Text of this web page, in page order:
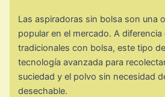
Las aspiradoras sin bolsa son una
popular en el mercado. A
tradicionales con bolsa, este tipo
tecnología avanzada para
suciedad y el polvo sin necesidad
desechable.